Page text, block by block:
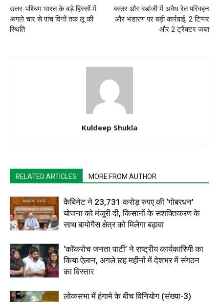
उत्तर-पश्चिम भारत के बड़े हिस्सों में
अगले चार से पांच दिनों तक लू की
स्थिति
बस्तर और बडांजी में अवैध रेत परिवहन
और भंडारण पर बड़ी कार्रवाई, 2 टिप्पर
और 2 ट्रैक्टर जब्त
Kuldeep Shukla
RELATED ARTICLES MORE FROM AUTHOR
कैबिनेट ने 23,731 करोड़ रुपए की ‘गोबरधन’
योजना को मंजूरी दी, किसानों के सशक्तिकरण के
साथ बायोगैस क्षेत्र को मिलेगा बढ़ावा
‘कॉकरोच जनता पार्टी’ ने राष्ट्रीय कार्यकारिणी का
किया ऐलान, अगले छह महीनों में देशभर में संगठन
का विस्तार
लोकसभा में हंगामे के बीच विनियोग (संख्या-3)